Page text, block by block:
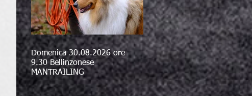
Domenica 30.08.2026 ore
9.30 Bellinzonese
MANTRAILING